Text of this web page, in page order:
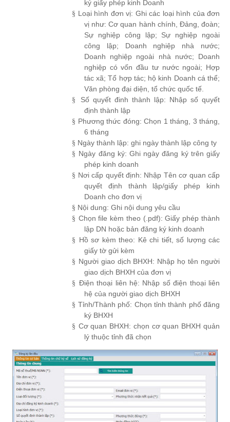
ký giấy phép kinh Doanh
§ Loại hình đơn vị: Ghi các loại hình của đơn
vị như: Cơ quan hành chính, Đảng, đoàn;
Sự nghiệp công lập; Sự nghiệp ngoài
công lập; Doanh nghiệp nhà nước;
Doanh nghiệp ngoài nhà nước; Doanh
nghiệp có vốn đầu tư nước ngoài; Hợp
tác xã; Tổ hợp tác; hộ kinh Doanh cá thể;
Văn phòng đại diện, tổ chức quốc tế.
§
Số quyết đinh thành lập: Nhập số quyết
định thành lập
§ Phương thức đóng: Chọn 1 tháng, 3 tháng,
6 tháng
§ Ngày thành lập: ghi ngày thành lập công ty
§ Ngày đăng ký: Ghi ngày đăng ký trên giấy
phép kinh doanh
§ Nơi cấp quyết định: Nhập Tên cơ quan cấp
quyết định thành lập/giấy phép kinh
Doanh cho đơn vị
§ Nội dung: Ghi nội dung yêu cầu
§ Chọn file kèm theo (.pdf): Giấy phép thành
lập DN hoặc bản đăng ký kinh doanh
§ Hồ sơ kèm theo: Kê chi tiết, số lượng các
giấy tờ gửi kèm
§ Người giao dịch BHXH: Nhập họ tên người
giao dịch BHXH của đơn vị
§ Điện thoại liên hệ: Nhập số điện thoại liên
hệ của người giao dịch BHXH
§ Tỉnh/Thành phố: Chọn tỉnh thành phố đăng
ký BHXH
§ Cơ quan BHXH: chọn cơ quan BHXH quản
lý thuộc tỉnh đã chọn